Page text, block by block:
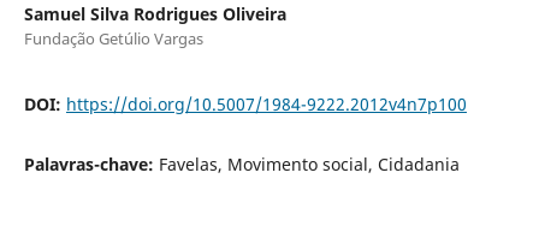
Samuel Silva Rodrigues Oliveira
Fundação Getúlio Vargas
DOI: https://doi.org/10.5007/1984-9222.2012v4n7p100
Palavras-chave: Favelas, Movimento social, Cidadania